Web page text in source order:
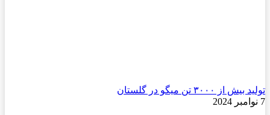
تولید بیش از ۳۰۰۰ تن میگو در گلستان
7 نوامبر 2024